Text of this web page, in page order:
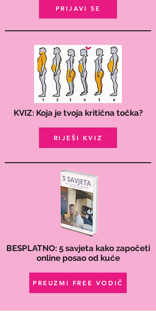
PRIJAVI SE
KVIZ: Koja je tvoja kritična točka?
RIJEŠI KVIZ
BESPLATNO: 5 savjeta kako započeti
online posao od kuće
PREUZMI FREE VODIČ